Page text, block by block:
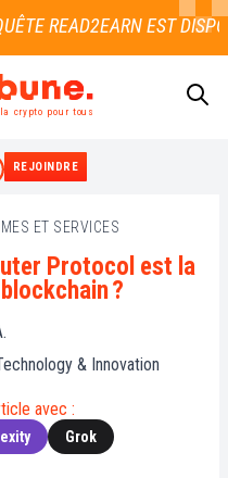
la crypto pour tous
REJOINDRE
ET SERVICES
Protocol est la
?
& Innovation
avec :
Grok